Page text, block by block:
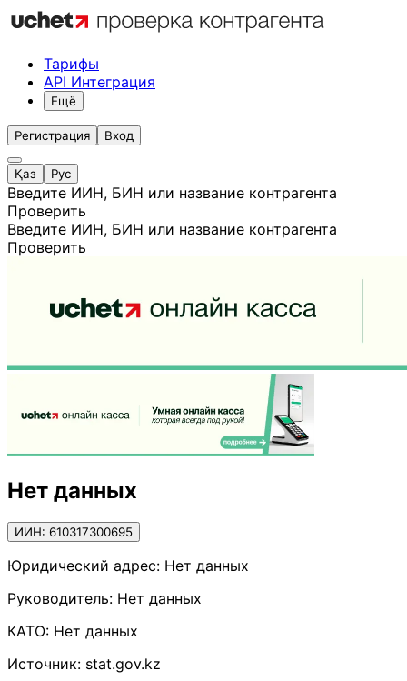
Тарифы
API Интеграция
Ещё
Регистрация Вход
Қаз Рус
Введите ИИН, БИН или название контрагента
Проверить
Введите ИИН, БИН или название контрагента
Проверить
Нет данных
ИИН: 610317300695
Юридический адрес: Нет данных
Руководитель: Нет данных
КАТО: Нет данных
Источник: stat.gov.kz